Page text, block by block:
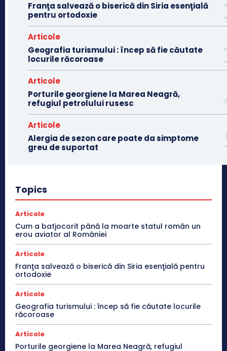
Franţa salvează o biserică din Siria esenţială
pentru ortodoxie
Articole
Geografia turismului : încep să fie căutate
locurile răcoroase
Articole
Porturile georgiene la Marea Neagră,
refugiul petrolului rusesc
Articole
Alergia de sezon care poate da simptome
greu de suportat
Topics
Articole
Cum a batjocorit până la moarte statul român un
erou aviator al României
Articole
Franţa salvează o biserică din Siria esenţială pentru
ortodoxie
Articole
Geografia turismului : încep să fie căutate locurile
răcoroase
Articole
Porturile georgiene la Marea Neagră, refugiul